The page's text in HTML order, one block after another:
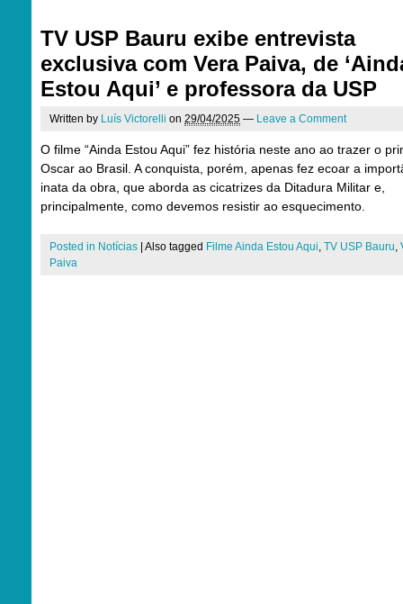
TV USP Bauru exibe entrevista
exclusiva com Vera Paiva, de
Estou Aqui’ e professora da USP
Written by Luís Victorelli on 29/04/2025 — Leave a Comment
O filme “Ainda Estou Aqui” fez história neste ano ao trazer o
Oscar ao Brasil. A conquista, porém, apenas fez ecoar a
inata da obra, que aborda as cicatrizes da Ditadura Militar e,
principalmente, como devemos resistir ao esquecimento.
Posted in Notícias Also tagged Filme Ainda Estou Aqui, TV USP Bauru,
Paiva